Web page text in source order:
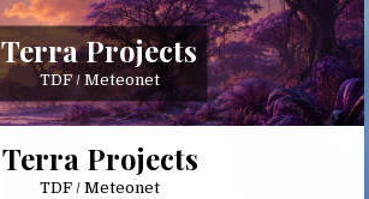
Terra Projects
TDF / Meteonet
Terra Projects
TDF / Meteonet